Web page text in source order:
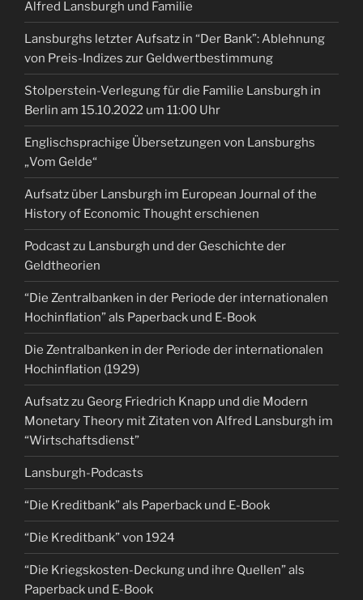
Alfred Lansburgh und Familie
Lansburghs letzter Aufsatz in “Der Bank”: Ablehnung
von Preis-Indizes zur Geldwertbestimmung
Stolperstein-Verlegung für die Familie Lansburgh in
Berlin am 15.10.2022 um 11:00 Uhr
Englischsprachige Übersetzungen von Lansburghs
„Vom Gelde“
Aufsatz über Lansburgh im European Journal of the
History of Economic Thought erschienen
Podcast zu Lansburgh und der Geschichte der
Geldtheorien
“Die Zentralbanken in der Periode der internationalen
Hochinflation” als Paperback und E-Book
Die Zentralbanken in der Periode der internationalen
Hochinflation (1929)
Aufsatz zu Georg Friedrich Knapp und die Modern
Monetary Theory mit Zitaten von Alfred Lansburgh im
“Wirtschaftsdienst”
Lansburgh-Podcasts
“Die Kreditbank” als Paperback und E-Book
“Die Kreditbank” von 1924
“Die Kriegskosten-Deckung und ihre Quellen” als
Paperback und E-Book